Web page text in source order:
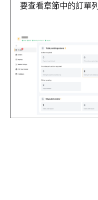
要查看章節中的訂單